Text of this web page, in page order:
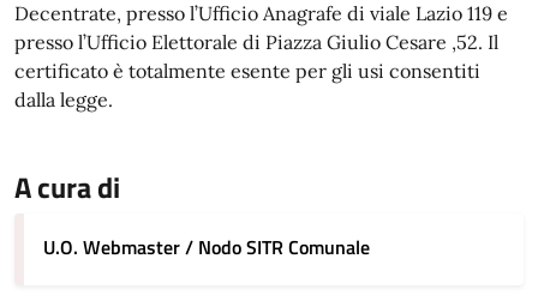
Decentrate, presso l’Ufficio Anagrafe di viale Lazio 119 e
presso l’Ufficio Elettorale di Piazza Giulio Cesare ,52. Il
certificato è totalmente esente per gli usi consentiti
dalla legge.
A cura di
U.O. Webmaster / Nodo SITR Comunale